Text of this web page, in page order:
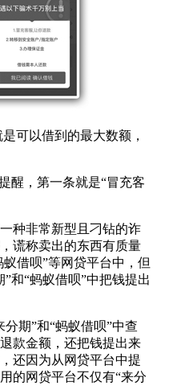
可以借到的最大数额，
，第一条就是“冒充客
非常新型且刁钻的诈
谎称卖出的东西有质量
借呗”等网贷平台中，但
和“蚂蚁借呗”中把钱提出
期”和“蚂蚁借呗”中查
款金额，还把钱提出来
还因为从网贷平台中提
的网贷平台不仅有“来分